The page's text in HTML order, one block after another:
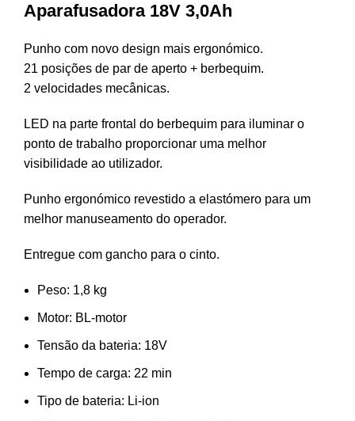
Aparafusadora 18V 3,0Ah
Punho com novo design mais ergonómico.
21 posições de par de aperto + berbequim.
2 velocidades mecânicas.
LED na parte frontal do berbequim para iluminar o
ponto de trabalho proporcionar uma melhor
visibilidade ao utilizador.
Punho ergonómico revestido a elastómero para um
melhor manuseamento do operador.
Entregue com gancho para o cinto.
Peso: 1,8 kg
Motor: BL-motor
Tensão da bateria: 18V
Tempo de carga: 22 min
Tipo de bateria: Li-ion